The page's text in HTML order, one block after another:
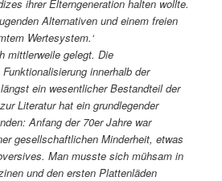
ihrer Elterngeneration halten wollte.
Alternativen und einem freien
Wertesystem.‘
mittlerweile gelegt. Die
innerhalb der
ein wesentlicher Bestandteil der
Literatur hat ein grundlegender
Anfang der 70er Jahre war
gesellschaftlichen Minderheit, etwas
Man musste sich mühsam in
und den ersten Plattenläden